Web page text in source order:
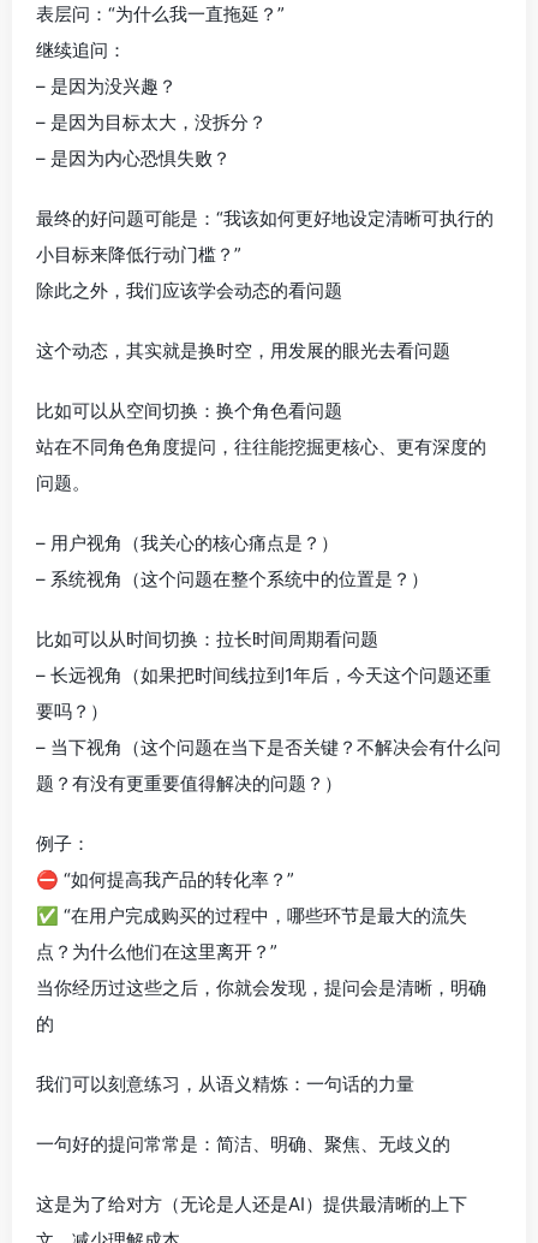
表层问：“为什么我一直拖延？”
继续追问：
– 是因为没兴趣？
– 是因为目标太大，没拆分？
– 是因为内心恐惧失败？
最终的好问题可能是：“我该如何更好地设定清晰可执行的
小目标来降低行动门槛？”
除此之外，我们应该学会动态的看问题
这个动态，其实就是换时空，用发展的眼光去看问题
比如可以从空间切换：换个角色看问题
站在不同角色角度提问，往往能挖掘更核心、更有深度的
问题。
– 用户视角（我关心的核心痛点是？）
– 系统视角（这个问题在整个系统中的位置是？）
比如可以从时间切换：拉长时间周期看问题
– 长远视角（如果把时间线拉到1年后，今天这个问题还重
要吗？）
– 当下视角（这个问题在当下是否关键？不解决会有什么问
题？有没有更重要值得解决的问题？）
例子：
⛔️ “如何提高我产品的转化率？”
✅ “在用户完成购买的过程中，哪些环节是最大的流失
点？为什么他们在这里离开？”
当你经历过这些之后，你就会发现，提问会是清晰，明确
的
我们可以刻意练习，从语义精炼：一句话的力量
一句好的提问常常是：简洁、明确、聚焦、无歧义的
这是为了给对方（无论是人还是AI）提供最清晰的上下